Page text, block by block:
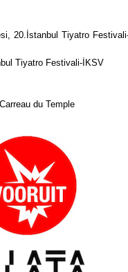
20.İstanbul Tiyatro
Tiyatro Festivali-İKSV
du Temple